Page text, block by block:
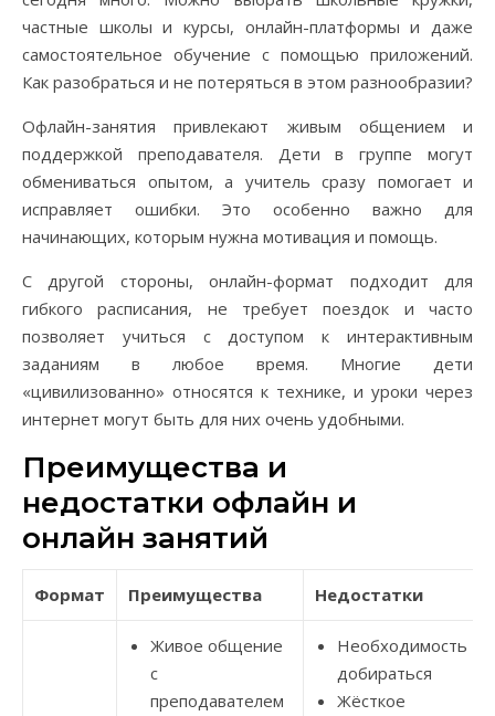
частные школы и курсы, онлайн-платформы и даже
самостоятельное обучение с помощью приложений.
Как разобраться и не потеряться в этом разнообразии?
Офлайн-занятия привлекают живым общением и
поддержкой преподавателя. Дети в группе могут
обмениваться опытом, а учитель сразу помогает и
исправляет ошибки. Это особенно важно для
начинающих, которым нужна мотивация и помощь.
С другой стороны, онлайн-формат подходит для
гибкого расписания, не требует поездок и часто
позволяет учиться с доступом к интерактивным
заданиям в любое время. Многие дети
«цивилизованно» относятся к технике, и уроки через
интернет могут быть для них очень удобными.
Преимущества и
недостатки офлайн и
онлайн занятий
Формат Преимущества Недостатки
Живое общение
с
преподавателем
Необходимость
добираться
Жёсткое